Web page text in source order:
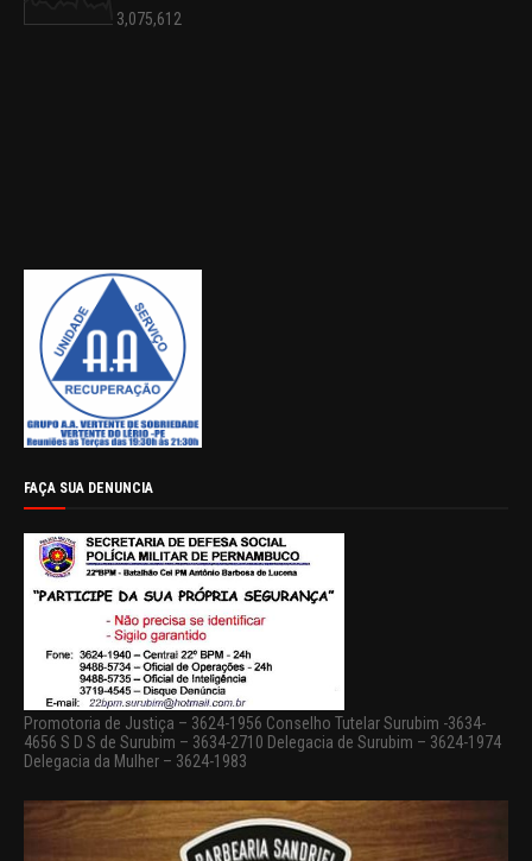
3,075,612
FAÇA SUA DENUNCIA
Promotoria de Justiça – 3624-1956 Conselho Tutelar Surubim -3634-
4656 S D S de Surubim – 3634-2710 Delegacia de Surubim – 3624-1974
Delegacia da Mulher – 3624-1983